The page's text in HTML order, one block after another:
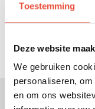
Toestemming
Deze website
We gebruiken
personaliseren,
en om ons
Veilige